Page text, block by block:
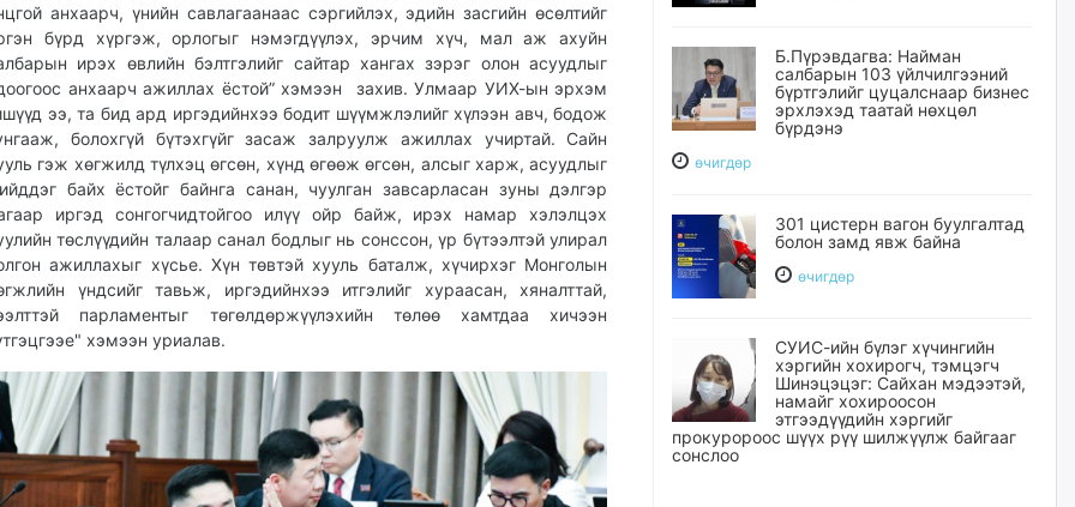
анхаарч, үнийн савлагаанаас сэргийлэх, эдийн засгийн өсөлтийг
бүрд хүргэж, орлогыг нэмэгдүүлэх, эрчим хүч, мал аж ахуйн
ирэх өвлийн бэлтгэлийг сайтар хангах зэрэг олон асуудлыг
анхаарч ажиллах ёстой” хэмээн захив. Улмаар УИХ-ын эрхэм
ээ, та бид ард иргэдийнхээ бодит шүүмжлэлийг хүлээн авч, бодож
болохгүй бүтэхгүйг засаж залруулж ажиллах учиртай. Сайн
гэж хөгжилд түлхэц өгсөн, хүнд өгөөж өгсөн, алсыг харж, асуудлыг
байх ёстойг байнга санан, чуулган завсарласан зуны дэлгэр
иргэд сонгогчидтойгоо илүү ойр байж, ирэх намар хэлэлцэх
төслүүдийн талаар санал бодлыг нь сонссон, үр бүтээлтэй улирал
ажиллахыг хүсье. Хүн төвтэй хууль баталж, хүчирхэг Монголын
үндсийг тавьж, иргэдийнхээ итгэлийг хураасан, хяналттай,
парламентыг төгөлдөржүүлэхийн төлөө хамтдаа хичээн
хэмээн уриалав.
Б.Пүрэвдагва: Найман
салбарын 103 үйлчилгээний
бүртгэлийг цуцалснаар бизнес
эрхлэхэд таатай нөхцөл
бүрдэнэ
өчигдѳр
301 цистерн вагон буулгалтад
болон замд явж байна
өчигдѳр
СУИС-ийн бүлэг хүчингийн
хэргийн хохирогч, тэмцэгч
Шинэцэцэг: Сайхан мэдээтэй,
намайг хохироосон
этгээдүүдийн хэргийг
прокуророос шүүх рүү шилжүүлж байгааг
сонслоо